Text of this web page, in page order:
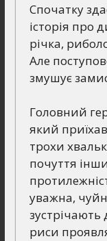
Спочатку
історія про
річка,
Але
змушує
Головний
який
трохи
почуття
уважна,
зустрічають
риси